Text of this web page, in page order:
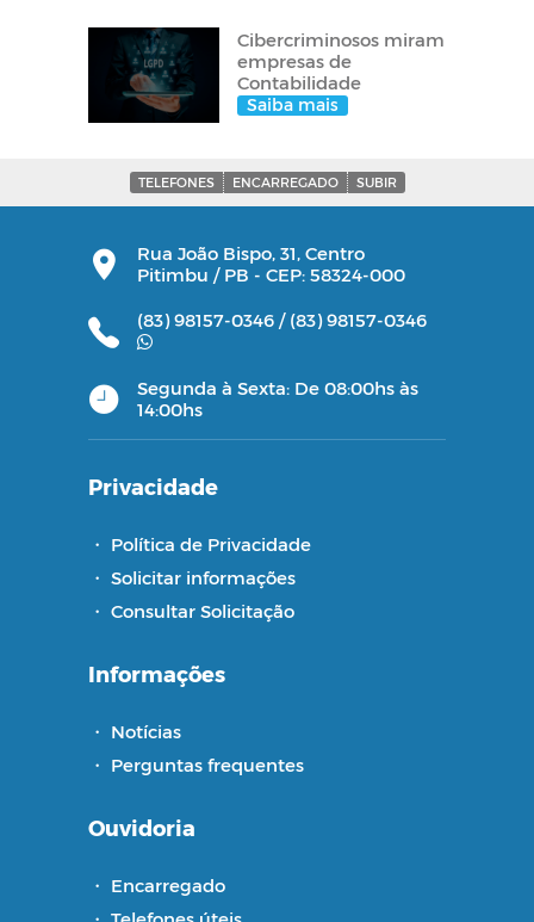
Cibercriminosos miram
empresas de
Contabilidade
Saiba mais
TELEFONES ENCARREGADO SUBIR
Rua João Bispo, 31, Centro
Pitimbu / PB - CEP: 58324-000
(83) 98157-0346 / (83) 98157-0346
Segunda à Sexta: De 08:00hs às
14:00hs
Privacidade
・ Política de Privacidade
・ Solicitar informações
・ Consultar Solicitação
Informações
・ Notícias
・ Perguntas frequentes
Ouvidoria
・ Encarregado